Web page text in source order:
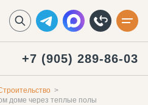
+7 (905) 289-86-03
доме через теплые полы